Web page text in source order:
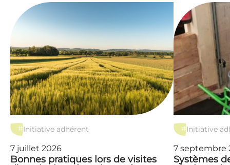
#Initiative adhérent
7 juillet 2026
Bonnes pratiques lors de visites
#Initiative
7 septembre
Systèmes